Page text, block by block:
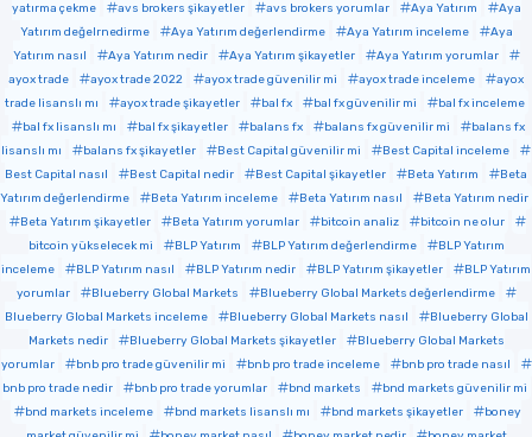
yatırma çekme
avs brokers şikayetler avs brokers yorumlar Aya Yatırım
Aya
Yatırım değelrnedirme
Aya Yatırım değerlendirme Aya Yatırım inceleme
Aya
Yatırım nasıl
Aya Yatırım nedir Aya Yatırım şikayetler
Aya Yatırım yorumlar
ayox trade
ayox trade 2022 ayox trade güvenilir mi ayox trade inceleme
ayox
trade lisanslı mı
ayox trade şikayetler bal fx bal fx güvenilir mi
bal fx inceleme
bal fx lisanslı mı
bal fx şikayetler balans fx balans fx güvenilir mi
balans fx
lisanslı mı
balans fx şikayetler Best Capital güvenilir mi
Best Capital inceleme
Best Capital nasıl
Best Capital nedir Best Capital şikayetler Beta Yatırım
Beta
Yatırım değerlendirme
Beta Yatırım inceleme Beta Yatırım nasıl
Beta Yatırım nedir
Beta Yatırım şikayetler
Beta Yatırım yorumlar bitcoin analiz
bitcoin ne olur
bitcoin yükselecek mi
BLP Yatırım BLP Yatırım değerlendirme
BLP Yatırım
inceleme
BLP Yatırım nasıl BLP Yatırım nedir BLP Yatırım şikayetler
BLP Yatırım
yorumlar
Blueberry Global Markets
Blueberry Global Markets değerlendirme
Blueberry Global Markets inceleme
Blueberry Global Markets nasıl
Blueberry Global
Markets nedir
Blueberry Global Markets şikayetler
Blueberry Global Markets
yorumlar
bnb pro trade güvenilir mi bnb pro trade inceleme
bnb pro trade nasıl
bnb pro trade nedir
bnb pro trade yorumlar bnd markets
bnd markets güvenilir mi
bnd markets inceleme
bnd markets lisanslı mı bnd markets şikayetler
boney